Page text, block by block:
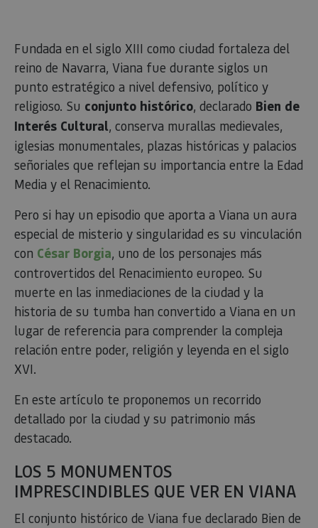
Fundada en el siglo XIII como ciudad fortaleza del
reino de Navarra, Viana fue durante siglos un
punto estratégico a nivel defensivo, político y
religioso. Su conjunto histórico, declarado Bien de
Interés Cultural, conserva murallas medievales,
iglesias monumentales, plazas históricas y palacios
señoriales que reflejan su importancia entre la Edad
Media y el Renacimiento.
Pero si hay un episodio que aporta a Viana un aura
especial de misterio y singularidad es su vinculación
con César Borgia, uno de los personajes más
controvertidos del Renacimiento europeo. Su
muerte en las inmediaciones de la ciudad y la
historia de su tumba han convertido a Viana en un
lugar de referencia para comprender la compleja
relación entre poder, religión y leyenda en el siglo
XVI.
En este artículo te proponemos un recorrido
detallado por la ciudad y su patrimonio más
destacado.
LOS 5 MONUMENTOS
IMPRESCINDIBLES QUE VER EN VIANA
El conjunto histórico de Viana fue declarado Bien de